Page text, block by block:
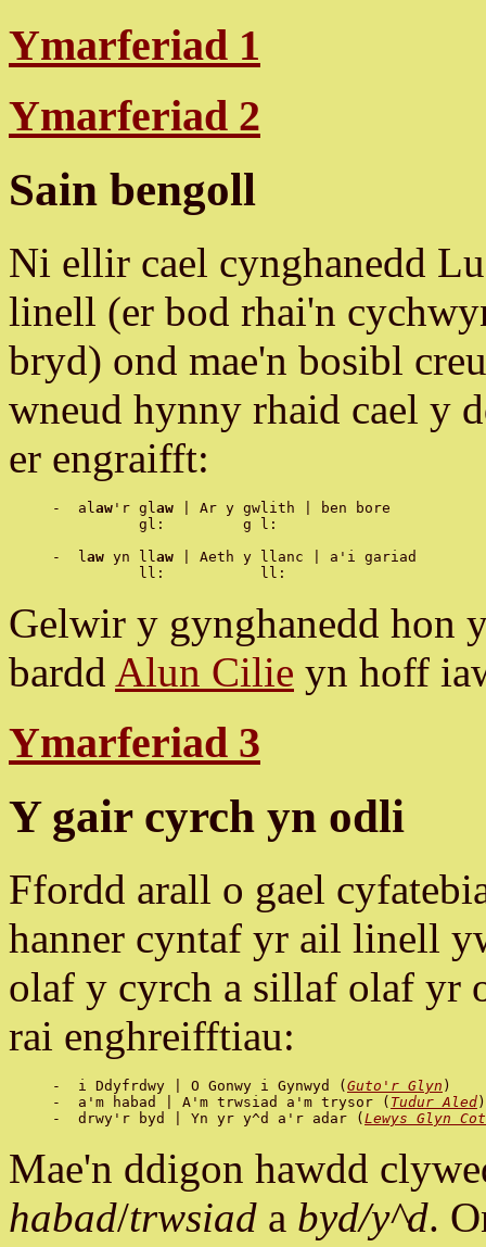
Ymarferiad 1
Ymarferiad 2
Sain bengoll
Ni ellir cael cynghanedd
linell (er bod rhai'n
bryd) ond mae'n bosibl
wneud hynny rhaid cael y
er engraifft:
-  alaw 'r glaw | Ar y gwlith | ben bore
          gl:         g l:
-  law yn llaw | Aeth y llanc | a'i gariad
Gelwir y gynghanedd hon
bardd Alun Cilie yn hoff
Ymarferiad 3
Y gair cyrch yn odli
Ffordd arall o gael
hanner cyntaf yr ail linell
olaf y cyrch a sillaf olaf yr
rai enghreifftiau:
-  i Ddyfrdwy | O Gonwy i Gynwyd ( Guto'r Glyn )
-  a'm habad | A'm trwsiad a'm trysor ( Tudur Aled )
-  drwy'r byd | Yn yr y^d a'r adar ( Lewys Glyn
Mae'n ddigon hawdd
habad/trwsiad a byd/y^d.